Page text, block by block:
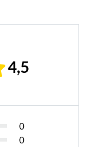
4,5
0
0